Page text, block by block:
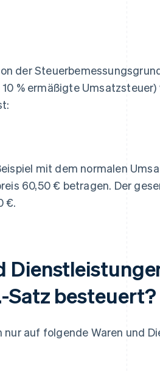
der
% ermäßigte
mit dem normalen
60,50 € betragen. Der
€.
Satz besteuert?
auf folgende Waren und